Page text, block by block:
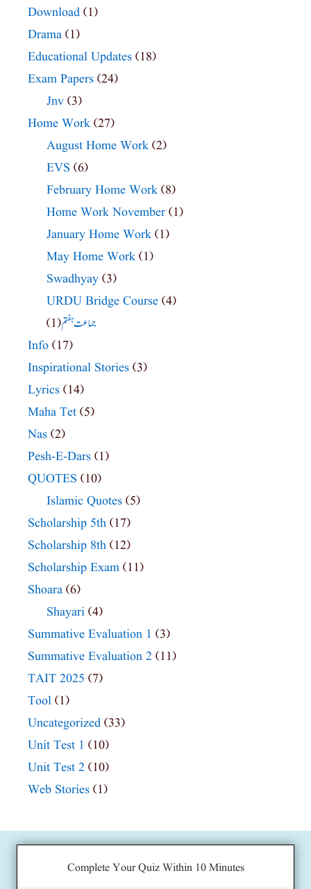
Download (1)
Drama (1)
Educational Updates (18)
Exam Papers (24)
Jnv (3)
Home Work (27)
August Home Work (2)
EVS (6)
February Home Work (8)
Home Work November (1)
January Home Work (1)
May Home Work (1)
Swadhyay (3)
URDU Bridge Course (4)
جماعت ہفتم(1)
Info (17)
Inspirational Stories (3)
Lyrics (14)
Maha Tet (5)
Nas (2)
Pesh-E-Dars (1)
QUOTES (10)
Islamic Quotes (5)
Scholarship 5th (17)
Scholarship 8th (12)
Scholarship Exam (11)
Shoara (6)
Shayari (4)
Summative Evaluation 1 (3)
Summative Evaluation 2 (11)
TAIT 2025 (7)
Tool (1)
Uncategorized (33)
Unit Test 1 (10)
Unit Test 2 (10)
Web Stories (1)
Complete Your Quiz Within 10 Minutes